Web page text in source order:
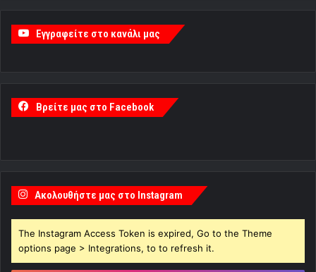
Εγγραφείτε στο κανάλι μας
Βρείτε μας στο Facebook
Ακολουθήστε μας στο Instagram
The Instagram Access Token is expired, Go to the Theme
options page > Integrations, to to refresh it.